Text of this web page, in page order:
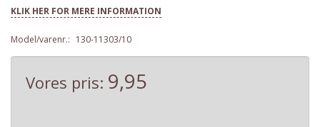
KLIK HER FOR MERE INFORMATION
Model/varenr.: 130-11303/10
Vores pris: 9,95